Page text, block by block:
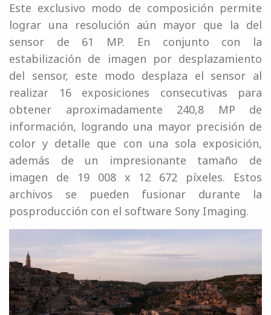
Este exclusivo modo de composición permite
lograr una resolución aún mayor que la del
sensor de 61 MP. En conjunto con la
estabilización de imagen por desplazamiento
del sensor, este modo desplaza el sensor al
realizar 16 exposiciones consecutivas para
obtener aproximadamente 240,8 MP de
información, logrando una mayor precisión de
color y detalle que con una sola exposición,
además de un impresionante tamaño de
imagen de 19 008 x 12 672 píxeles. Estos
archivos se pueden fusionar durante la
posproducción con el software Sony Imaging.